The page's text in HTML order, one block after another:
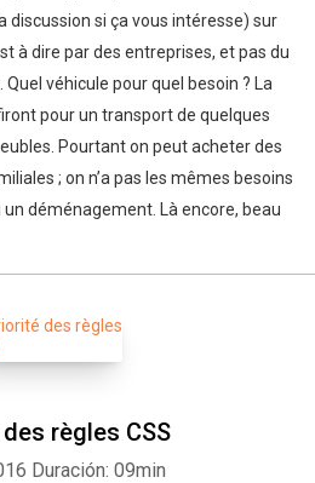
discussion si ça vous intéresse) sur
à dire par des entreprises, et pas du
Quel véhicule pour quel besoin ? La
pour un transport de quelques
Pourtant on peut acheter des
; on n’a pas les mêmes besoins
déménagement. Là encore, beau
règles CSS
Duración: 09min